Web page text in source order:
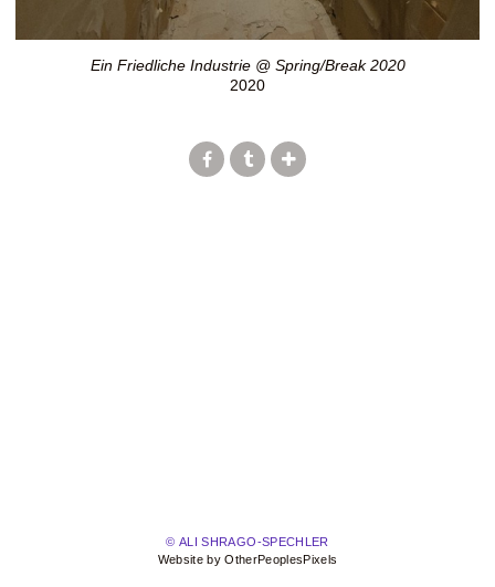
Ein Friedliche Industrie @ Spring/Break 2020
2020
© ALI SHRAGO-SPECHLER
Website by OtherPeoplesPixels